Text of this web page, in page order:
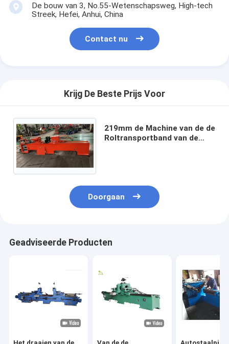
De bouw van 3, No.55-Wetenschapsweg, High-tech
Streek, Hefei, Anhui, China
Contact nu
Krijg De Beste Prijs Voor
219mm de Machine van de de
Roltransportband van de
Doorgaan
Geadviseerde Producten